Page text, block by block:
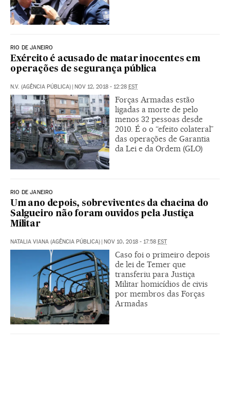
RIO DE JANEIRO
Exército é acusado de matar inocentes em
operações de segurança pública
N.V. (AGÊNCIA PÚBLICA) | NOV 12, 2018 - 12:28 EST
Forças Armadas estão
ligadas a morte de pelo
menos 32 pessoas desde
2010. É o o “efeito colateral”
das operações de Garantia
da Lei e da Ordem (GLO)
RIO DE JANEIRO
Um ano depois, sobreviventes da chacina do
Salgueiro não foram ouvidos pela Justiça
Militar
NATALIA VIANA (AGÊNCIA PÚBLICA) | NOV 10, 2018 - 17:58 EST
Caso foi o primeiro depois
de lei de Temer que
transferiu para Justiça
Militar homicídios de civis
por membros das Forças
Armadas